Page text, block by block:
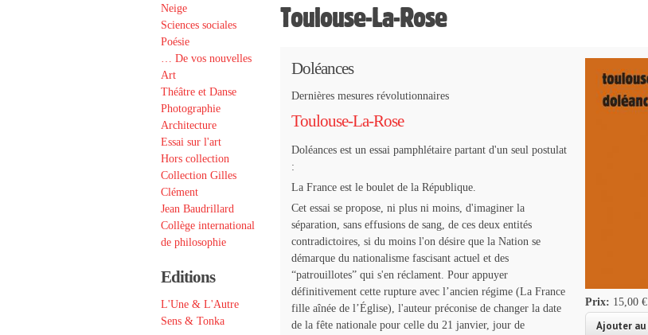
Neige
Sciences sociales
Poésie
… De vos nouvelles
Art
Théâtre et Danse
Photographie
Architecture
Essai sur l'art
Hors collection
Collection Gilles
Clément
Jean Baudrillard
Collège international
de philosophie
Editions
L'Une & L'Autre
Sens & Tonka
Toulouse-La-Rose
Doléances
Dernières mesures révolutionnaires
Toulouse-La-Rose
Doléances est un essai pamphlétaire partant d'un seul postulat
:
La France est le boulet de la République.
Cet essai se propose, ni plus ni moins, d'imaginer la
séparation, sans effusions de sang, de ces deux entités
contradictoires, si du moins l'on désire que la Nation se
démarque du nationalisme fascisant actuel et des
“patrouillotes” qui s'en réclament. Pour appuyer
définitivement cette rupture avec l’ancien régime (La France
fille aînée de l’Église), l'auteur préconise de changer la date
de la fête nationale pour celle du 21 janvier, jour de
Prix: 15,00 €